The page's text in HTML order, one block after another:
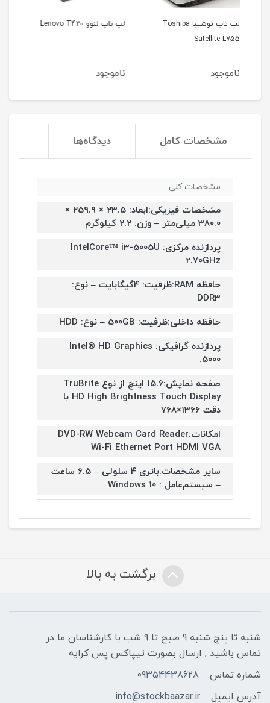
لپ تاپ لنوو Lenovo T420
ناموجود
لپ تاپ اپل مک بوک ایر
ناموجود
مشخصات کامل دیدگاه‌ها
مشخصات کلی
مشخصات فیزیکی:ابعاد: 23.5 × 259.9 ×
380.0 میلی‌متر – وزن: 2.2 کیلوگرم
پردازنده مرکزی: IntelCore™ i3-5005U
2.70GHz
حافظه RAM:ظرفیت: 4گیگابایت – نوع:
DDR3
حافظه داخلی:ظرفیت: 500GB – نوع: HDD
پردازنده گرافیکی: Intel® HD Graphics
5000.
صفحه نمایش:15.6 اینچ از نوع TruBrite
HD High Brightness Touch Display با
دقت 1366×768
امکانات:DVD-RW Webcam Card Reader
Wi-Fi Ethernet Port HDMI VGA
سایر مشخصات:باتری 4 سلولی – 6.5 ساعت
– سیستم‌عامل : Windows 10
برگشت به بالا
شنبه تا پنج شنبه 9 صبح تا 9 شب با کارشناسان ما در
تماس باشید , ارسال بصورت تیپاکس پس کرایه
شماره تماس:
09354438628
آدرس ایمیل:
info@stockbaazar.ir